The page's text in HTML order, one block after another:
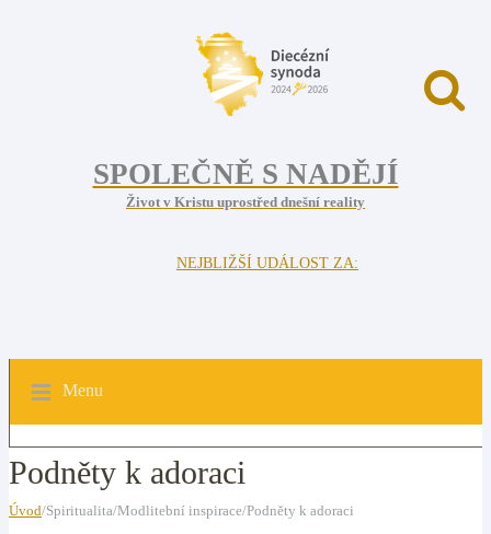
SPOLEČNĚ S NADĚJÍ
Život v Kristu uprostřed dnešní reality
NEJBLIŽŠÍ UDÁLOST ZA:
Menu
Podněty k adoraci
Úvod/Spiritualita/Modlitební inspirace/Podněty k adoraci